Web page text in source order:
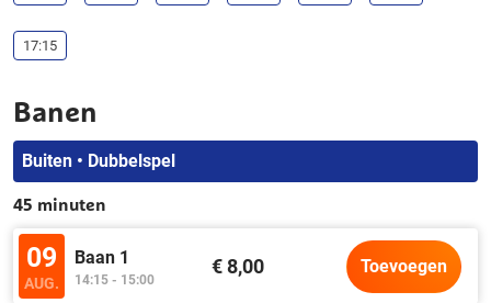
17:15
Banen
Buiten • Dubbelspel
45 minuten
09
AUG.
Baan 1
14:15 - 15:00
€ 8,00 Toevoegen